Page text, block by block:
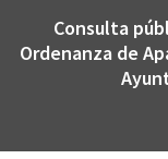
Consulta
Ordenanza de